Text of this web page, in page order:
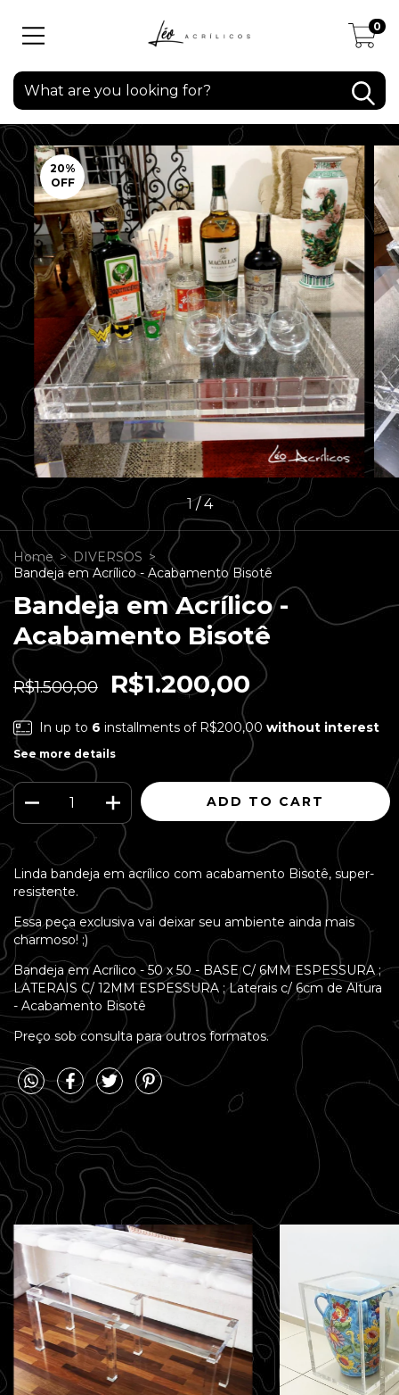
0
20%
OFF
1/4
Home > DIVERSOS >
Bandeja em Acrílico - Acabamento Bisotê
Bandeja em Acrílico -
Acabamento Bisotê
R$1.500,00 R$1.200,00
In up to 6 installments of R$200,00 without interest
See more details
Linda bandeja em acrílico com acabamento Bisotê, super-
resistente.
Essa peça exclusiva vai deixar seu ambiente ainda mais
charmoso! ;)
Bandeja em Acrílico - 50 x 50 - BASE C/ 6MM ESPESSURA ;
LATERAIS C/ 12MM ESPESSURA ; Laterais c/ 6cm de Altura
- Acabamento Bisotê
Preço sob consulta para outros formatos.